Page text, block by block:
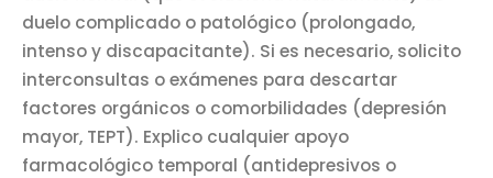
duelo complicado o patológico (prolongado,
intenso y discapacitante). Si es necesario, solicito
interconsultas o exámenes para descartar
factores orgánicos o comorbilidades (depresión
mayor, TEPT). Explico cualquier apoyo
farmacológico temporal (antidepresivos o